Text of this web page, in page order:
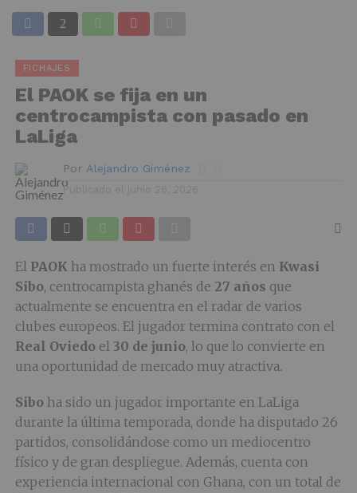
FICHAJES
El PAOK se fija en un
centrocampista con pasado en
LaLiga
Por Alejandro Giménez
Publicado el
El PAOKha mostrado un fuerte interés en Kwasi
Sibo, centrocampista ghanés de 27 años que
actualmente se encuentra en el radar de varios
clubes europeos. El jugador termina contrato con el
Real Oviedoel 30 de junio, lo que lo convierte en
una oportunidad de mercado muy atractiva.
Siboha sido un jugador importante en LaLiga
durante la última temporada, donde ha disputado 26
partidos, consolidándose como un mediocentro
físico y de gran despliegue. Además, cuenta con
experiencia internacional con Ghana, con un total de